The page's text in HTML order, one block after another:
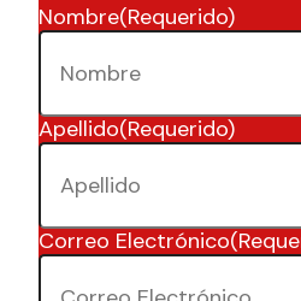
Nombre(Requerido)
Apellido(Requerido)
Correo Electrónico